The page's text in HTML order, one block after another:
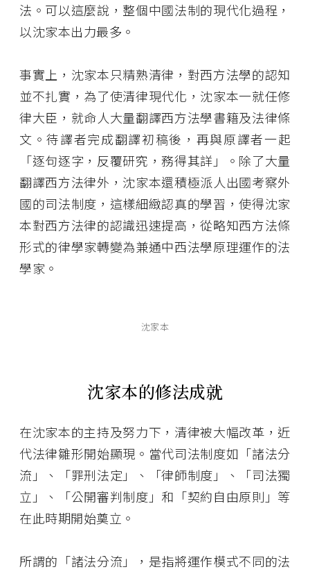
法。可以這麼說，整個中國法制的現代化過程，
以沈家本出力最多。
事實上，沈家本只精熟清律，對西方法學的認知
並不扎實，為了使清律現代化，沈家本一就任修
律大臣，就命人大量翻譯西方法學書籍及法律條
文。待譯者完成翻譯初稿後，再與原譯者一起
「逐句逐字，反覆研究，務得其詳」。除了大量
翻譯西方法律外，沈家本還積極派人出國考察外
國的司法制度，這樣細緻認真的學習，使得沈家
本對西方法律的認識迅速提高，從略知西方法條
形式的律學家轉變為兼通中西法學原理運作的法
學家。
沈家本
沈家本的修法成就
在沈家本的主持及努力下，清律被大幅改革，近
代法律雛形開始顯現。當代司法制度如「諸法分
流」、「罪刑法定」、「律師制度」、「司法獨
立」、「公開審判制度」和「契約自由原則」等
在此時期開始奠立。
所謂的「諸法分流」，是指將運作模式不同的法